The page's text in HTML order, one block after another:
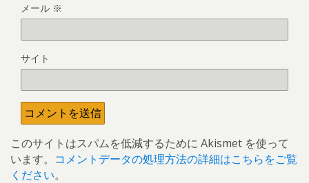
メール ※
サイト
このサイトはスパムを低減するために Akismet を使って
います。 コメントデータの処理方法の詳細はこちらをご覧
ください。